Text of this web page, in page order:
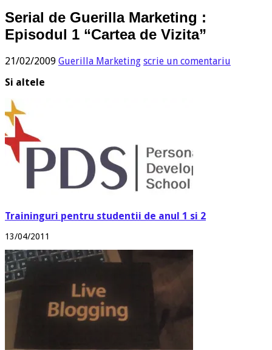
Serial de Guerilla Marketing :
Episodul 1 “Cartea de Vizita”
21/02/2009 Guerilla Marketing scrie un comentariu
Si altele
Traininguri pentru studentii de anul 1 si 2
13/04/2011